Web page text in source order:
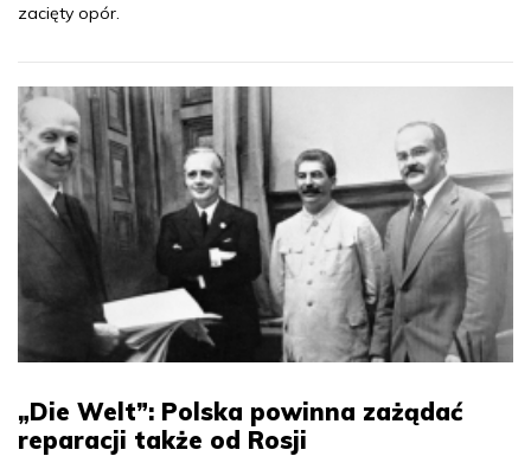
zacięty opór.
„Die Welt”: Polska powinna zażądać
reparacji także od Rosji